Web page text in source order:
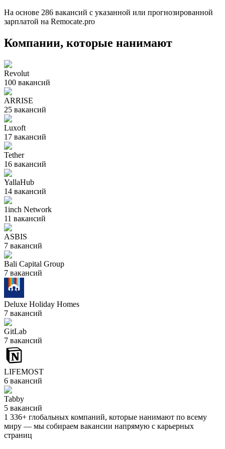
На основе 286 вакансий с указанной или прогнозированной
зарплатой на Remocate.pro
Компании, которые нанимают
Revolut
100 вакансий
ARRISE
25 вакансий
Luxoft
17 вакансий
Tether
16 вакансий
YallaHub
14 вакансий
1inch Network
11 вакансий
ASBIS
7 вакансий
Bali Capital Group
7 вакансий
Deluxe Holiday Homes
7 вакансий
GitLab
7 вакансий
LIFEMOST
6 вакансий
Tabby
5 вакансий
1 336+ глобальных компаний, которые нанимают по всему
миру — мы собираем вакансии напрямую с карьерных
страниц